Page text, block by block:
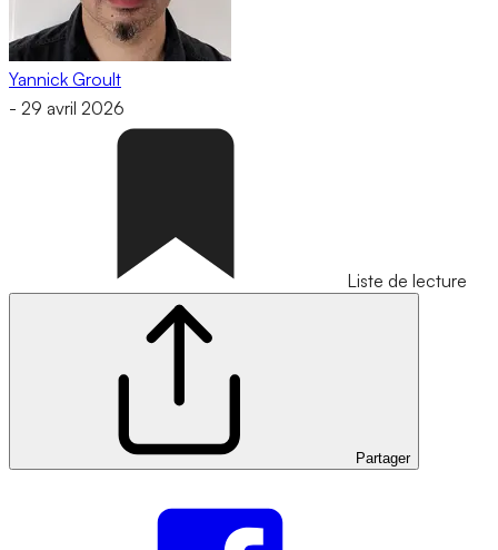
Yannick Groult
- 29 avril 2026
Liste de lecture
Partager